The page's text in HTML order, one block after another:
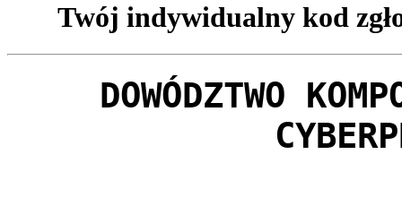
Twój indywidualny kod
DOWÓDZTWO